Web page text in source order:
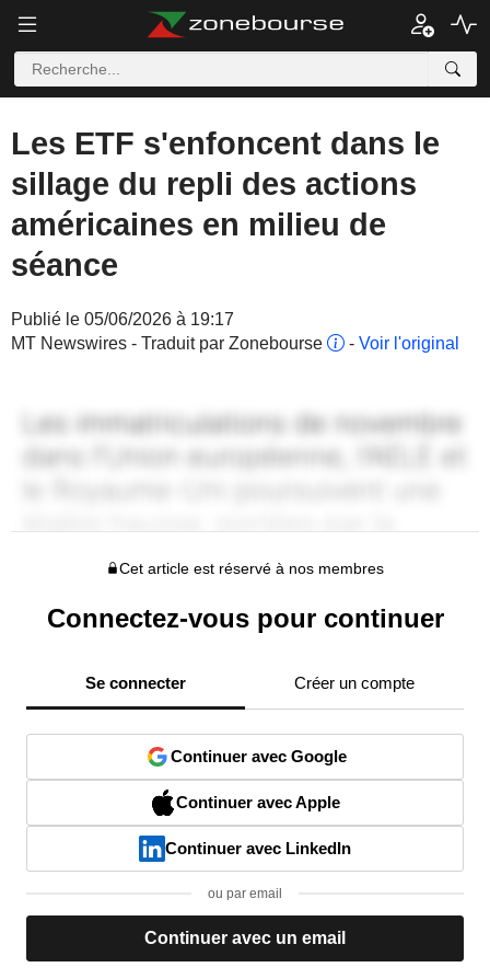
Les ETF s'enfoncent dans le
sillage du repli des actions
américaines en milieu de
séance
Publié le 05/06/2026 à 19:17
MT Newswires - Traduit par Zonebourse
- Voir l'original
Cet article est réservé à nos membres
Connectez-vous pour continuer
Se connecter Créer un compte
Continuer avec Google
Continuer avec Apple
Continuer avec LinkedIn
ou par email
Continuer avec un email